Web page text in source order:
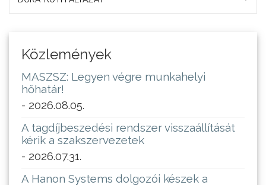
Közlemények
MASZSZ: Legyen végre munkahelyi
hőhatár!
- 2026.08.05.
A tagdíjbeszedési rendszer visszaállítását
kérik a szakszervezetek
- 2026.07.31.
A Hanon Systems dolgozói készek a